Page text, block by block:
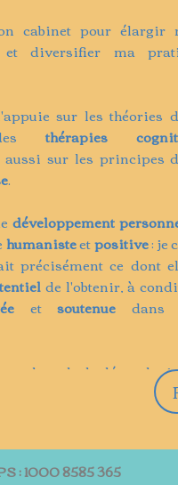
cabinet pour élargir
et diversifier ma
sur les théories
thérapies
sur les principes
.
développement
humanisteetpositive: je
précisément ce dont
de l'obtenir, à
etsoutenue dans
le
code de déontologie
: 1000 8585